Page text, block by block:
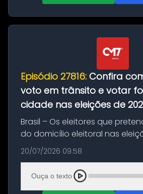
Episódio 27816: Confira
voto em trânsito e votar
cidade nas eleições de
Brasil – Os eleitores que
do domicílio eleitoral nas
podem solicitar o voto em
desta segunda-feira (20). O
feito até 20 de ag...
20/07/2026 09:58
Ouça o texto